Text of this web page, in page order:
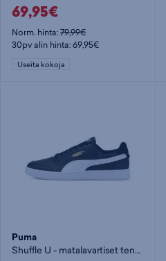
69,95€
Norm. hinta:79,99€
30pv alin hinta: 69,95€
Useita kokoja
Puma
Shuffle U - matalavartiset tennarit